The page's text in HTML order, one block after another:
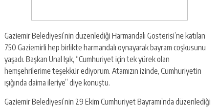
Gaziemir Belediyesi’nin düzenlediği Harmandalı Gösterisi’ne katılan
750 Gaziemirli hep birlikte harmandalı oynayarak bayram coşkusunu
yaşadı. Başkan Ünal Işık, “Cumhuriyet için tek yürek olan
hemşehrilerime teşekkür ediyorum. Atamızın izinde, Cumhuriyetin
ışığında daima ileriye” diye konuştu.
Gaziemir Belediyesi’nin 29 Ekim Cumhuriyet Bayramı’nda düzenlediği